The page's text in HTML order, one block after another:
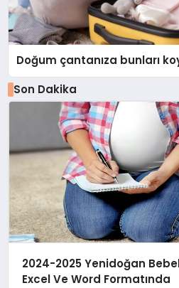
Doğum çantanıza bunları
Son Dakika
2024-2025 Yenidoğan
Excel Ve Word Formatında